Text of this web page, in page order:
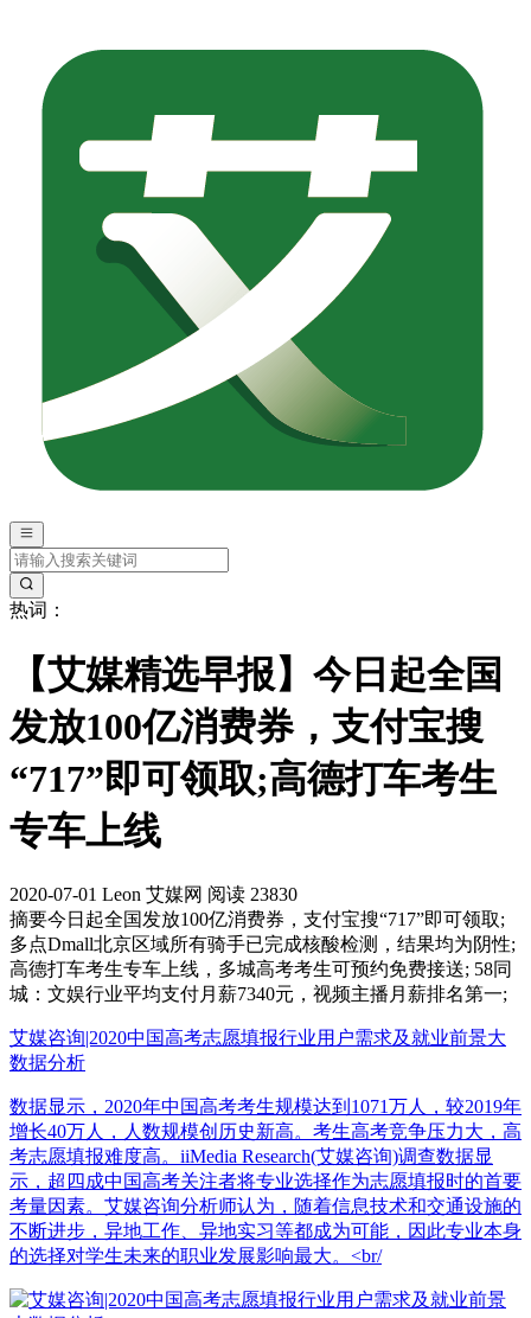
热词：
【艾媒精选早报】今日起全国
发放100亿消费券，支付宝搜
“717”即可领取;高德打车考生
专车上线
2020-07-01 Leon 艾媒网 阅读 23830
摘要今日起全国发放100亿消费券，支付宝搜“717”即可领取;
多点Dmall北京区域所有骑手已完成核酸检测，结果均为阴性;
高德打车考生专车上线，多城高考考生可预约免费接送; 58同
城：文娱行业平均支付月薪7340元，视频主播月薪排名第一;
艾媒咨询|2020中国高考志愿填报行业用户需求及就业前景大
数据分析
数据显示，2020年中国高考考生规模达到1071万人，较2019年
增长40万人，人数规模创历史新高。考生高考竞争压力大，高
考志愿填报难度高。iiMedia Research(艾媒咨询)调查数据显
示，超四成中国高考关注者将专业选择作为志愿填报时的首要
考量因素。艾媒咨询分析师认为，随着信息技术和交通设施的
不断进步，异地工作、异地实习等都成为可能，因此专业本身
的选择对学生未来的职业发展影响最大。<br/